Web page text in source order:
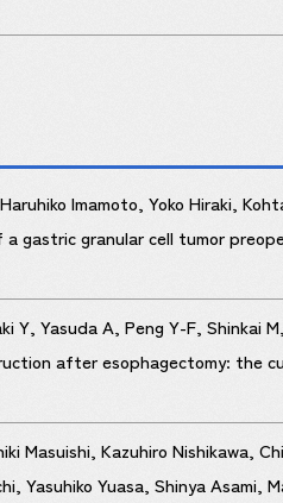
Imamoto, Yoko Hiraki,
gastric granular cell tumor
Y, Yasuda A, Peng Y-F, Shinkai
after esophagectomy: the
Masuishi, Kazuhiro Nishikawa,
Yasuhiko Yuasa, Shinya